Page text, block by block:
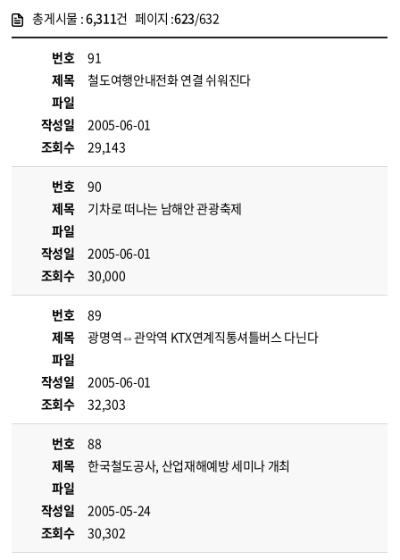
총게시물 :6,311건 페이지 :623/632
번호
91
제목
철도여행안내전화 연결 쉬워진다
파일
작성일
2005-06-01
조회수
29,143
번호
90
제목
기차로 떠나는 남해안 관광축제
파일
작성일
2005-06-01
조회수
30,000
번호
89
제목
광명역⇔관악역 KTX연계직통셔틀버스 다닌다
파일
작성일
2005-06-01
조회수
32,303
번호
88
제목
한국철도공사, 산업재해예방 세미나 개최
파일
작성일
2005-05-24
조회수
30,302